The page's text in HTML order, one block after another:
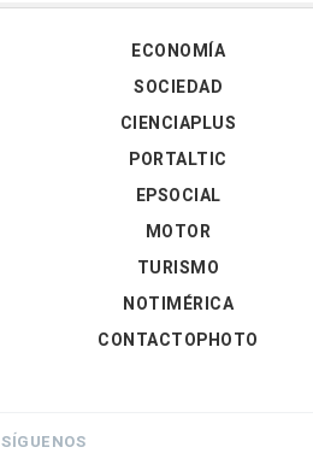
ECONOMÍA
SOCIEDAD
CIENCIAPLUS
PORTALTIC
EPSOCIAL
MOTOR
TURISMO
NOTIMÉRICA
CONTACTOPHOTO
SÍGUENOS